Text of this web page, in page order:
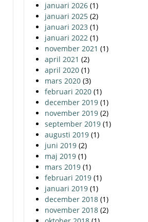
januari 2026 (1)
januari 2025 (2)
januari 2023 (1)
januari 2022 (1)
november 2021 (1)
april 2021 (2)
april 2020 (1)
mars 2020 (3)
februari 2020 (1)
december 2019 (1)
november 2019 (2)
september 2019 (1)
augusti 2019 (1)
juni 2019 (2)
maj 2019 (1)
mars 2019 (1)
februari 2019 (1)
januari 2019 (1)
december 2018 (1)
november 2018 (2)